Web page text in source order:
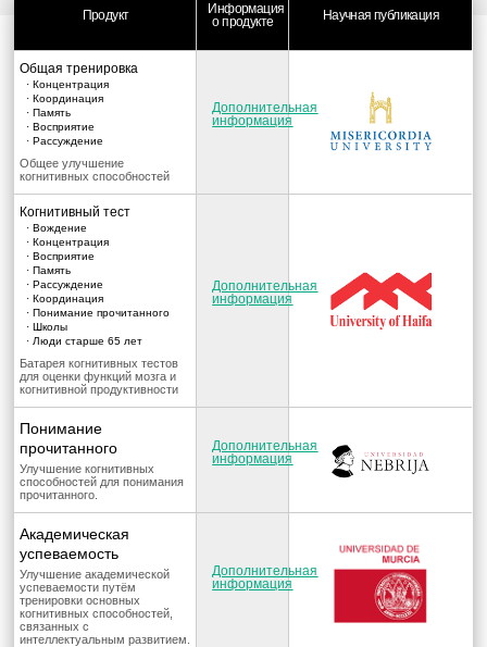
Продукт
Информация
о продукте
Научная публикация
Общая тренировка
· Концентрация
· Координация
· Память
· Восприятие
· Рассуждение
Общее улучшение
когнитивных способностей
Дополнительная
информация
Когнитивный тест
· Вождение
· Концентрация
· Восприятие
· Память
· Рассуждение
· Координация
· Понимание прочитанного
· Школы
· Люди старше 65 лет
Батарея когнитивных тестов
для оценки функций мозга и
когнитивной продуктивности
Дополнительная
информация
Понимание
прочитанного
Улучшение когнитивных
способностей для понимания
прочитанного.
Дополнительная
информация
Академическая
успеваемость
Улучшение академической
успеваемости путём
тренировки основных
когнитивных способностей,
связанных с
интеллектуальным развитием.
Дополнительная
информация